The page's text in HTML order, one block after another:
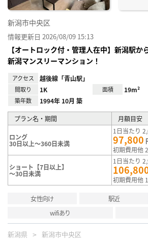
新潟市中央区
情報更新日 2026/08/09 15:13
【オートロック付・管理人在中】新潟駅
新潟マンスリーマンション！
アクセス 越後線「青山駅」
間取り 1K 面積 19m²
築年数 1994年 10月 築
プラン名・期間 月額目安
ロング
30日以上～360日未満
1日当たり
97,800
初期費用他
ショート【7日以上】
～30日未満
1日当たり
初期費用他
女性向け 駅近
wifiあり
新潟県 新潟市中央区